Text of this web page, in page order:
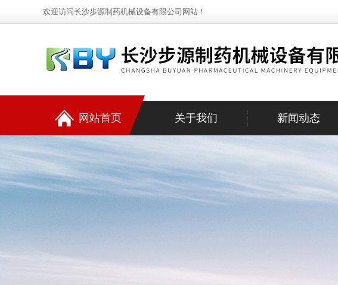
欢迎访问长沙步源制药机械设备有限公司网站！
网站首页 关于我们 新闻动态